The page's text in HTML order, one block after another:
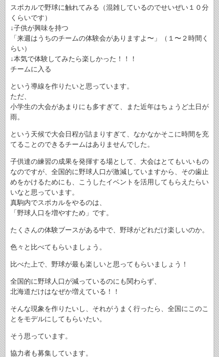
スポカルで野球に触れてみる（混雑しているのでせいぜい１０分
くらいです）
↓子供が興味を持つ
「来週はうちのチームの体験会がありますよ〜」（１〜２時間く
らい）
↓本気で体験してみたら楽しかった！！！
チームに入る
という導線を作りたいと思っています。
ただ、
小学生の大会があまりにも多すぎて、また近年はちょうど土日が
雨。
という天候で大会日程が詰まりすぎて、なかなかそこに時間を充
てることのできるチームはありませんでした。
子供達の練習の成果を発揮する場として、大会はとてもいいもの
なのですが、全国的に野球人口が激減していますから、その歯止
めをかけるためにも、こうしたイベントを活用してもらえたらい
いなと思っています。
真駒内でスポカルをやるのは、
「野球人口を増やすため」です。
たくさんの体験ブースがある中で、野球がどれだけ楽しいのか。
色々と比べてもらいましょう。
比べた上で、野球が最も楽しいと思ってもらいましょう！
全国的に野球人口が減っているのにも関わらず、
北海道だけはなぜか増えている！！
そんな現象を作りたいし、それがうまく行ったら、全国にこのこ
とをモデルにしてもらいたい。
そう思っています。
協力者も募集しています。